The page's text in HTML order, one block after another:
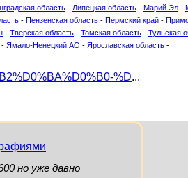
область - Липецкая область - Марий Эл -
- Пензенская область - Пермский край -
- Тверская область - Томская область - Тульская
- Ямало-Ненецкий АО - Ярославская область -
%D...
но уже давно